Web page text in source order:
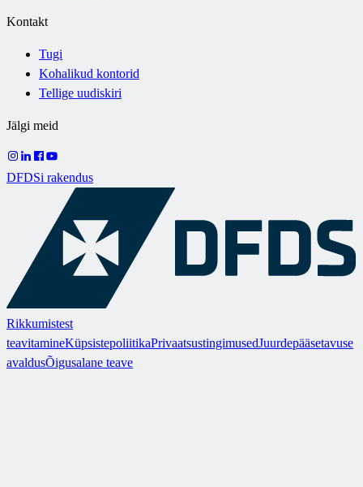
Kontakt
Tugi
Kohalikud kontorid
Tellige uudiskiri
Jälgi meid
DFDSi rakendus
Rikkumistest
teavitamineKüpsistepoliitikaPrivaatsustingimusedJuurdepääsetavuse
avaldusÕigusalane teave